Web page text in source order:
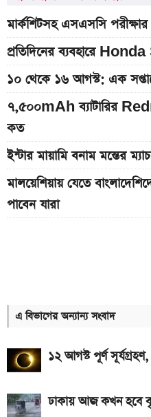
মার্কশিটসহ এসএসসি
প্রতিদিনের ব্যবহারে
১০ থেকে ১৬ আগস্ট: এক
৭,৫০০mAh ব্যাটারির
কত
ইন্টার মায়ামি বনাম মন্তের
মালয়েশিয়ায় যেতে
পাবেন যারা
৭,৫০০mAh ব্যাটারি ও
প্রকাশ হল এসএসসি
এখানে
ও 4G
এ বিভাগের অন্যান্য সংবাদ
১২ আগস্ট পূর্ণ
ঢাকায় আজ কখন হবে